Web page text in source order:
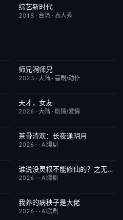
本周更新
综艺新时代
2018 · 台湾 · 真人秀
更新至第153集
师兄啊师兄
2023 · 大陆 · 喜剧/动作
更新至第20集
天才，女友
2026 · 大陆 · 剧情/爱情
完结
茶骨清欢：长夜逢明月
2026 · · AI漫剧
完结 5.0谁说没灵根不能修仙的？之无灵证道第五季
2026 · · AI漫剧
完结
我养的病秧子是大佬
2026 · · AI漫剧